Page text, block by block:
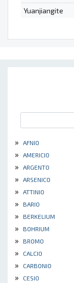
» AFNIO
» AMERICIO
» ARGENTO
» ARSENICO
» ATTINIO
» BARIO
» BERKELIUM
» BOHRIUM
» BROMO
» CALCIO
» CARBONIO
» CESIO
Yuanjiangite